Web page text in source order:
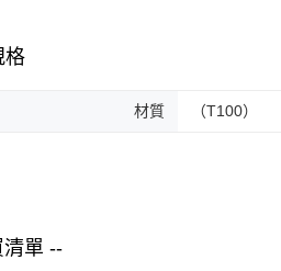
格
材質 （T100）
單 --